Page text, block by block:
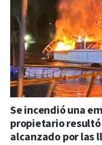
Se incendió una
propietario
alcanzado por las